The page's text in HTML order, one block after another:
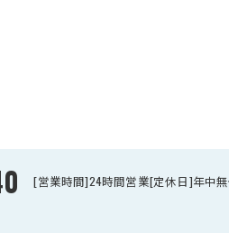
[営業時間]24時間営業[定休日]年中